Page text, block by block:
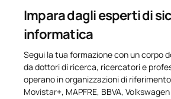
Impara dagli esperti di
informatica
Segui la tua formazione con un corpo
da dottori di ricerca, ricercatori e
operano in organizzazioni di
Movistar+, MAPFRE, BBVA,